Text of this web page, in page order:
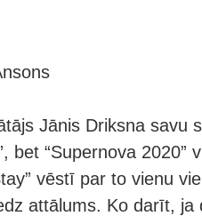
Jānis Driksna savu
bet “Supernova 2020”
vēstī par to vienu
attālums. Ko darīt, ja